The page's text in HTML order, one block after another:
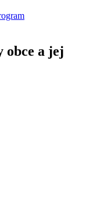
a jej